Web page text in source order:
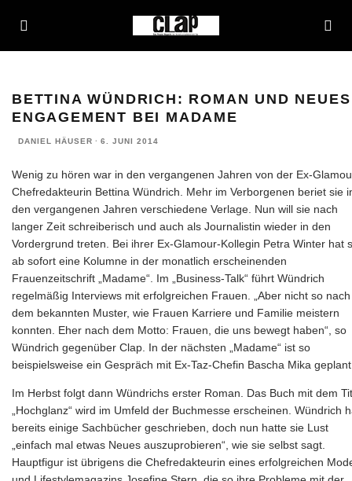
BETTINA WÜNDRICH: ROMAN UND NEUES
ENGAGEMENT BEI MADAME
DANIEL HÄUSER · 6. JUNI 2014
Wenig zu hören war in den vergangenen Jahren von der Ex-
Chefredakteurin Bettina Wündrich. Mehr im Verborgenen beriet sie
den vergangenen Jahren verschiedene Verlage. Nun will sie nach
langer Zeit schreiberisch und auch als Journalistin wieder in den
Vordergrund treten. Bei ihrer Ex-Glamour-Kollegin Petra Winter hat
ab sofort eine Kolumne in der monatlich erscheinenden
Frauenzeitschrift „Madame“. Im „Business-Talk“ führt Wündrich
regelmäßig Interviews mit erfolgreichen Frauen. „Aber nicht so nach
dem bekannten Muster, wie Frauen Karriere und Familie meistern
konnten. Eher nach dem Motto: Frauen, die uns bewegt haben“, so
Wündrich gegenüber Clap. In der nächsten „Madame“ ist so
beispielsweise ein Gespräch mit Ex-Taz-Chefin Bascha Mika
Im Herbst folgt dann Wündrichs erster Roman. Das Buch mit dem
„Hochglanz“ wird im Umfeld der Buchmesse erscheinen. Wündrich
bereits einige Sachbücher geschrieben, doch nun hatte sie Lust
„einfach mal etwas Neues auszuprobieren“, wie sie selbst sagt.
Hauptfigur ist übrigens die Chefredakteurin eines erfolgreichen